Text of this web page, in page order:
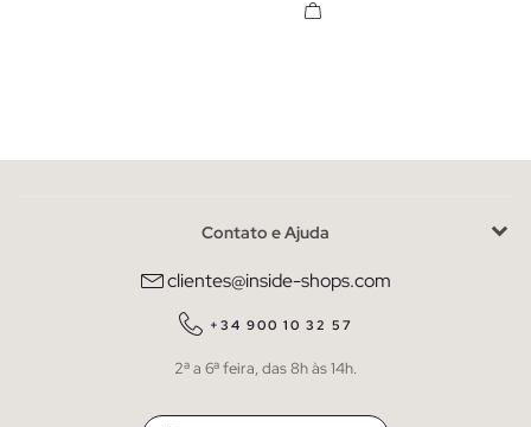
Contato e Ajuda
clientes@inside-shops.com
+34 900 10 32 57
2ª a 6ª feira, das 8h às 14h.